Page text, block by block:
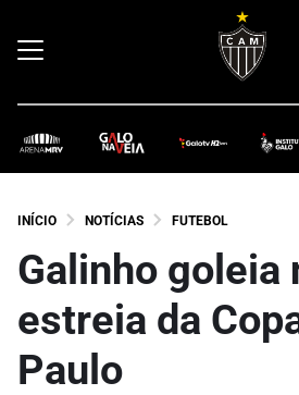
INÍCIO NOTÍCIAS FUTEBOL
Galinho goleia
estreia da
Paulo